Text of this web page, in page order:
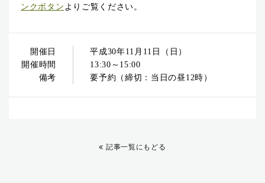
ンクボタン よりご覧ください。
開催日
平成30年11月11日（日）
開催時間
13:30～15:00
備考
要予約（締切：当日の昼12時）
記事一覧にもどる